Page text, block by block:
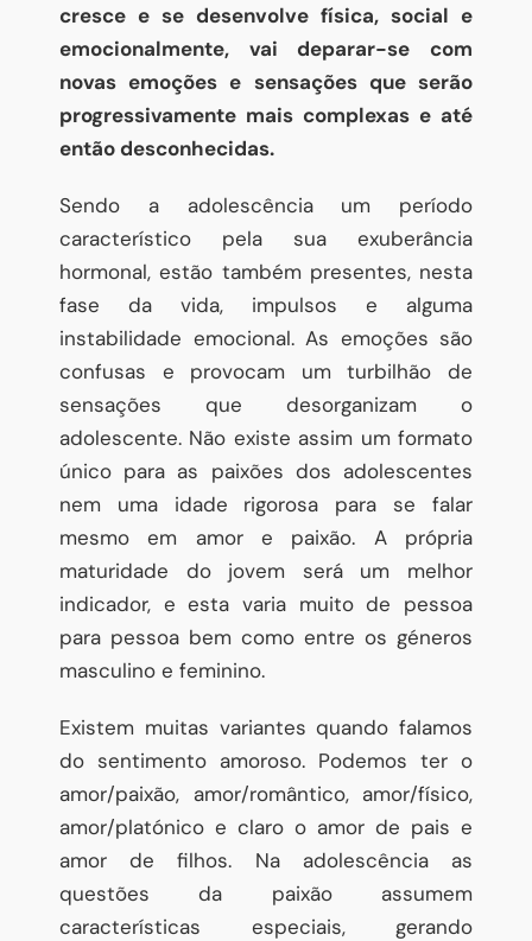
cresce e se desenvolve física, social e
emocionalmente, vai deparar-se com
novas emoções e sensações que serão
progressivamente mais complexas e até
então desconhecidas.
Sendo a adolescência um período
característico pela sua exuberância
hormonal, estão também presentes, nesta
fase da vida, impulsos e alguma
instabilidade emocional. As emoções são
confusas e provocam um turbilhão de
sensações que desorganizam o
adolescente. Não existe assim um formato
único para as paixões dos adolescentes
nem uma idade rigorosa para se falar
mesmo em amor e paixão. A própria
maturidade do jovem será um melhor
indicador, e esta varia muito de pessoa
para pessoa bem como entre os géneros
masculino e feminino.
Existem muitas variantes quando falamos
do sentimento amoroso. Podemos ter o
amor/paixão, amor/romântico, amor/físico,
amor/platónico e claro o amor de pais e
amor de filhos. Na adolescência as
questões da paixão assumem
características especiais, gerando